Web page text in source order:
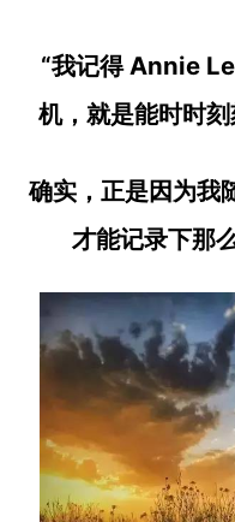
“我记得 Annie
机，就是能时时刻
确实，正是因为我
才能记录下那